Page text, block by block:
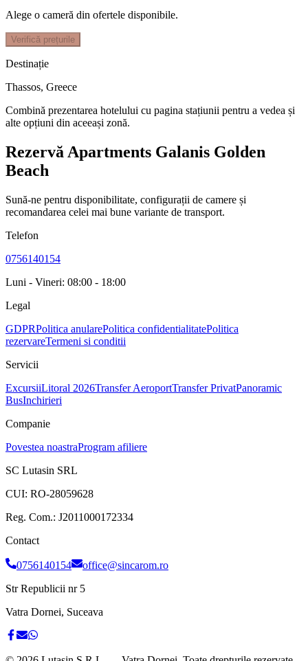
Alege o cameră din ofertele disponibile.
Verifică prețurile
Destinație
Thassos, Greece
Combină prezentarea hotelului cu pagina stațiunii pentru a vedea și
alte opțiuni din aceeași zonă.
Rezervă Apartments Galanis Golden
Beach
Sună-ne pentru disponibilitate, configurații de camere și
recomandarea celei mai bune variante de transport.
Telefon
0756140154
Luni - Vineri: 08:00 - 18:00
Legal
GDPRPolitica anularePolitica confidentialitatePolitica
rezervareTermeni si conditii
Servicii
ExcursiiLitoral 2026Transfer AeroportTransfer PrivatPanoramic
BusInchirieri
Companie
Povestea noastraProgram afiliere
SC Lutasin SRL
CUI: RO-28059628
Reg. Com.: J2011000172334
Contact
0756140154
office@sincarom.ro
Str Republicii nr 5
Vatra Dornei, Suceava